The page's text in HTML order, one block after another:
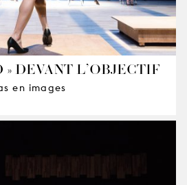
DEVANT L’OBJECTIF
en images